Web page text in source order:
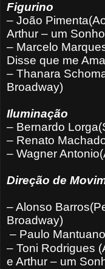
Figurino
– João
Arthur – um
– Marcelo
Disse que me
– Thanara
Broadway)
Iluminação
– Bernardo
– Renato
– Wagner
Direção de
– Alonso
Broadway)
– Paulo
– Toni Rodrigues
e Arthur – um